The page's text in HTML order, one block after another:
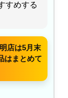
すめする
店は5月末
はまとめて